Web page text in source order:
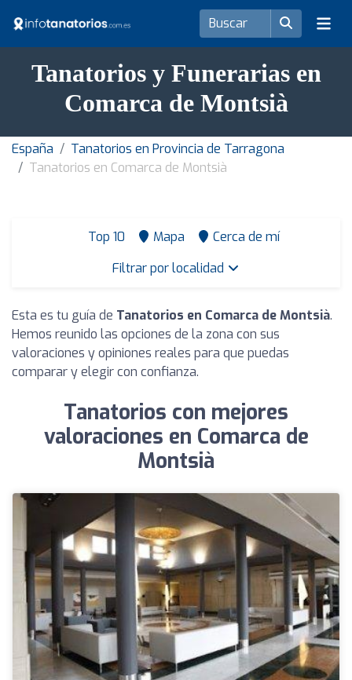
Tanatorios y Funerarias en
Comarca de Montsià
España
Tanatorios en Provincia de Tarragona
Tanatorios en Comarca de Montsià
Top 10 Mapa
Cerca de mí
Filtrar por localidad
Esta es tu guía de Tanatorios en Comarca de Montsià.
Hemos reunido las opciones de la zona con sus
valoraciones y opiniones reales para que puedas
comparar y elegir con confianza.
Tanatorios con mejores
valoraciones en Comarca de
Montsià